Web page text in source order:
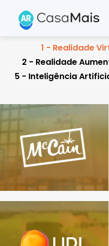
1 - Realidade
2 - Realidade
5 - Inteligência
McCain
1 - realidade virtual
UPL
1 - realidade virtual
Sesi